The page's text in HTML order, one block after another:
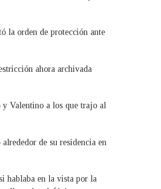
la orden de protección ante
ahora archivada
y Valentino a los que trajo al
de su residencia en
hablaba en la vista por la